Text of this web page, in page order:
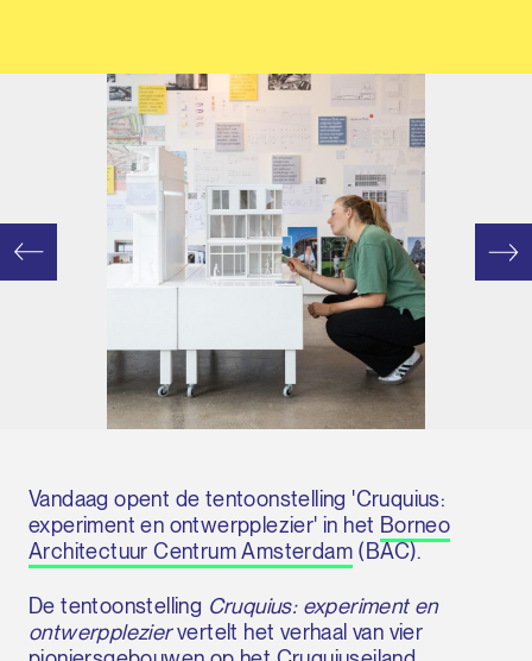
Vandaag opent de tentoonstelling 'Cruquius:
experiment en ontwerpplezier' in het Borneo
Architectuur Centrum Amsterdam (BAC).
De tentoonstelling Cruquius: experiment en
ontwerppleziervertelt het verhaal van vier